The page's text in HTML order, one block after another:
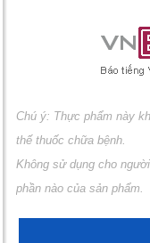
Chú ý: Thực phẩm này
thế thuốc chữa bệnh.
Không sử dụng cho
phần nào của sản phẩm.